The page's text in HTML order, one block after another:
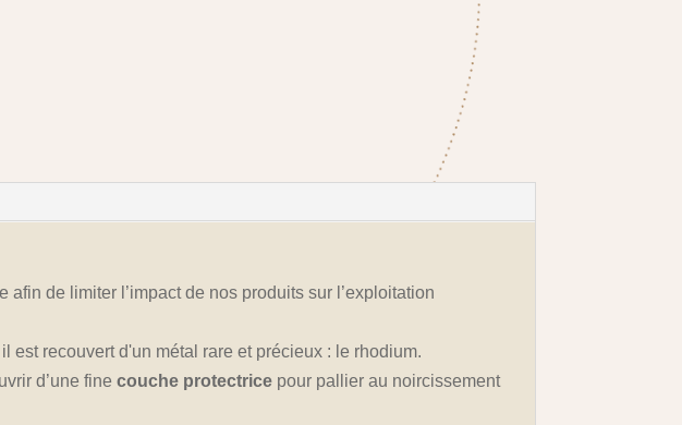
de limiter l’impact de nos produits sur l’exploitation
recouvert d'un métal rare et précieux : le rhodium.
d’une finecouche protectrice pour pallier au noircissement